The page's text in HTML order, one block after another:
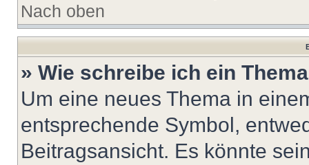
Nach oben
» Wie schreibe ich ein
Um eine neues Thema in
entsprechende Symbol,
Beitragsansicht. Es könnte